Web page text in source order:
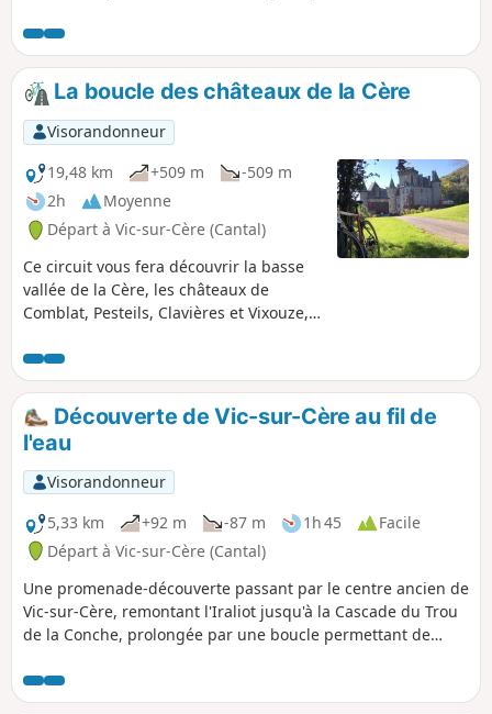
chaque sommet.
La boucle des châteaux de la Cère
Visorandonneur
19,48 km
+509 m
-509 m
2h
Moyenne
Départ à Vic-sur-Cère (Cantal)
Ce circuit vous fera découvrir la basse
vallée de la Cère, les châteaux de
Comblat, Pesteils, Clavières et Vixouze,
traverserez le bourg de Polminhac et les
hameaux de Comblat, Vixouze et Olmet.
Elle emprunte des petites routes
agréables au relief légèrement marqué
des deux côtés de la vallée. Avec un vélo
électrique, la randonnée n'en sera que
plus accessible et plus courte. Attention
cependant aux deux traversées de la
N 122 !
Découverte de Vic-sur-Cère au fil de
l'eau
Visorandonneur
5,33 km
+92 m -87 m 1h 45
Facile
Départ à Vic-sur-Cère (Cantal)
Une promenade-découverte passant par le centre ancien de
Vic-sur-Cère, remontant l'Iraliot jusqu'à la Cascade du Trou
de la Conche, prolongée par une boucle permettant de
minérale oubliée.